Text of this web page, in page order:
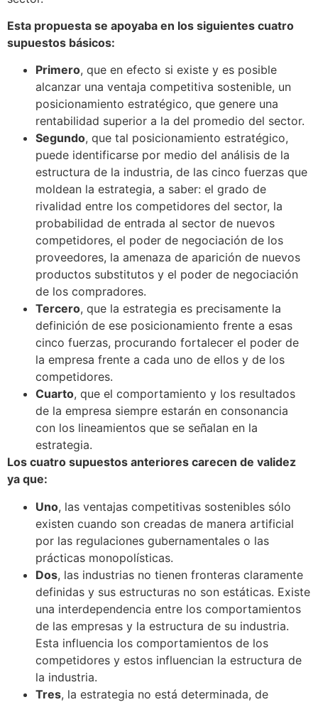
Esta propuesta se apoyaba en los siguientes cuatro
supuestos básicos:
Primero, que en efecto si existe y es posible
alcanzar una ventaja competitiva sostenible, un
posicionamiento estratégico, que genere una
rentabilidad superior a la del promedio del sector.
Segundo, que tal posicionamiento estratégico,
puede identificarse por medio del análisis de la
estructura de la industria, de las cinco fuerzas que
moldean la estrategia, a saber: el grado de
rivalidad entre los competidores del sector, la
probabilidad de entrada al sector de nuevos
competidores, el poder de negociación de los
proveedores, la amenaza de aparición de nuevos
productos substitutos y el poder de negociación
de los compradores.
Tercero, que la estrategia es precisamente la
definición de ese posicionamiento frente a esas
cinco fuerzas, procurando fortalecer el poder de
la empresa frente a cada uno de ellos y de los
competidores.
Cuarto, que el comportamiento y los resultados
de la empresa siempre estarán en consonancia
con los lineamientos que se señalan en la
estrategia.
Los cuatro supuestos anteriores carecen de validez
ya que:
Uno, las ventajas competitivas sostenibles sólo
existen cuando son creadas de manera artificial
por las regulaciones gubernamentales o las
prácticas monopolísticas.
Dos, las industrias no tienen fronteras claramente
definidas y sus estructuras no son estáticas. Existe
una interdependencia entre los comportamientos
de las empresas y la estructura de su industria.
Esta influencia los comportamientos de los
competidores y estos influencian la estructura de
la industria.
Tres, la estrategia no está determinada, de